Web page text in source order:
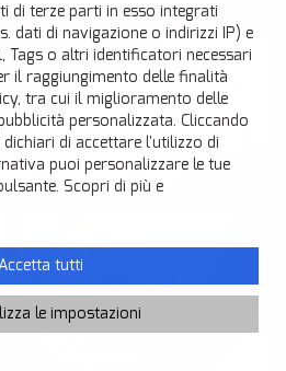
Contatta un consulente
di terze parti in esso integrati
dati di navigazione o indirizzi IP) e
Tags o altri identificatori necessari
il raggiungimento delle finalità
tra cui il miglioramento delle
personalizzata. Cliccando
di accettare l'utilizzo di
puoi personalizzare le tue
Scopri di più e
tutti
le impostazioni